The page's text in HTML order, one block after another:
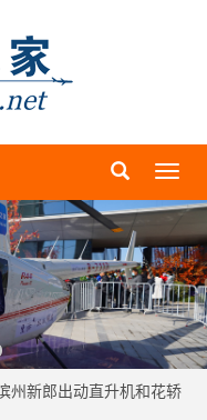
导
菜
单
州新郎出动直升机和花轿